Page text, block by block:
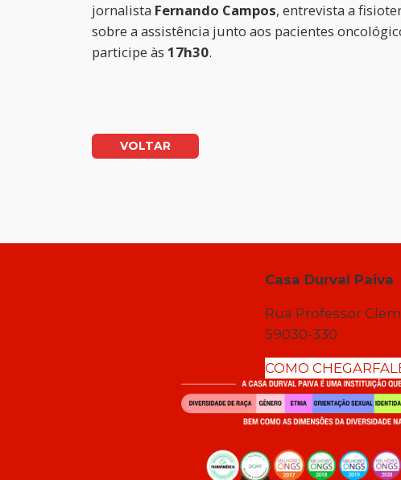
jornalista Fernando Campos, entrevista a
sobre a assistência junto aos pacientes
participe às 17h30.
VOLTAR
Casa Durval Paiva
Rua Professor
59030-330
COMO CHEGAR